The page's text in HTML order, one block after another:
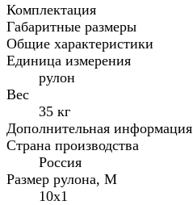
Комплектация
Габаритные размеры
Общие характеристики
Единица измерения
рулон
Вес
35 кг
Дополнительная информация
Страна производства
Россия
Размер рулона, М
10х1